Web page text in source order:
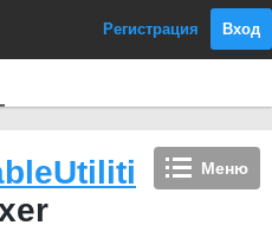
Регистрация Вход
Меню